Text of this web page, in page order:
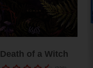
Death of a Witch